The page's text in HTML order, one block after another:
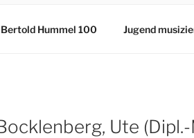
Bertold Hummel 100 Jugend
Ute